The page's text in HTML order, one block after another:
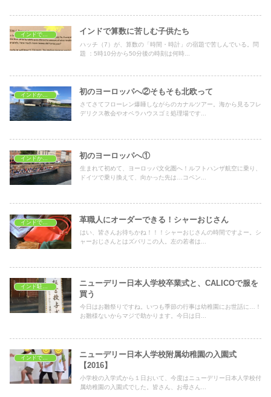
インドで算数に苦しむ子供たち
ハッチ（7）が、算数の「時間・時計」の宿題で苦しんでいる。問
題 ：5時10分から50分後の時刻は何時...
初のヨーロッパへ②そもそも北欧って
さてさてフローレン爆睡しながらのカナルツアー。海から見るフレ
デリクス教会やオペラハウスゴミ処理場です...
インドから海外旅行 初のヨーロッパへ①
生まれて初めて、ヨーロッパ文化圏へ！ルフトハンザ航空に乗り、
ドイツで乗り換えて、向かった先は…コペン...
革職人にオーダーできる！シャーおじさん
はい、皆さんお待ちかね！！！シャーおじさんの時間ですよー。シ
ャーおじさんとはズバリこの人。左の若者は...
ニューデリー日本人学校卒業式と、CALICOで服を
買う
今日はお雛祭りですね。いつも季節の行事は幼稚園にお世話に…！
お雛様ないからマジで助かります。今日は日...
ニューデリー日本人学校附属幼稚園の入園式
【2016】
小学校の入学式から１日おいて、今度はニューデリー日本人学校付
属幼稚園の入園式でした。皆さん、お母さん...